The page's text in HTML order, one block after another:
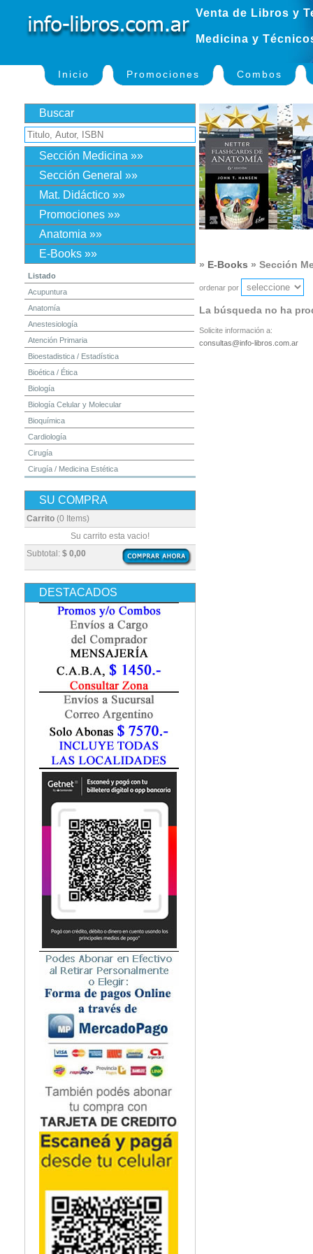
Venta de Libros y
Medicina y
Inicio Promociones Combos
Buscar
Sección Medicina »»
Sección General »»
Mat. Didáctico »»
Promociones »»
Anatomia »»
E-Books »»
Listado
Acupuntura
Anatomía
Anestesiología
Atención Primaria
Bioestadistica / Estadística
Bioética / Ética
Biología
Biología Celular y Molecular
Bioquímica
Cardiología
Cirugía
Cirugía / Medicina Estética
Dermatología
Diagnóstico por Imagen / Radiología
Embriología
Enfermería
Epidemiología
Farmacia / Farmacología
Fisiatría / Kinesiología
Fisiología / Fisiopatología
Fonoaudiología
Gastroenterología
Geriatría
Ginecología / Obstetricia
Hematología
Histología
Homeopatía
Infectología
Inmunología
Instrumentación Quirurgica
Medicina del Deporte / Rehabilitación
Medicina Emergencias / Urgencias
Medicina Forense / Legal
Medicina General
Medicina Interna
Microbiología
Nefrología
Neonatología / Pediatría
Neumología
Neuroanatomía / Neurociencia
Neurocirugía
Neurología
Nutrición
Odontología
Oftalmología
Oncología / Cuidados Paliativos
Ortopedía / Traumatología
Osteopatía
Otorrinolaringología
Podología
Psicología
Psiquiatría
Química
SU COMPRA
Carrito (0 Items)
Subtotal: $ 0,00
Su carrito esta vacio!
DESTACADOS
» E-Books » Sección
ordenar por
La búsqueda no ha
Solicite información a:
consultas@info-libros.com.ar